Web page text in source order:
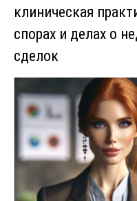
клиническая
спорах и делах о
сделок